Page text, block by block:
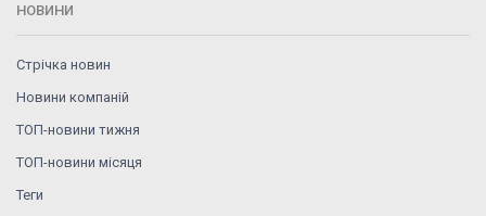
НОВИНИ
Стрічка новин
Новини компаній
ТОП-новини тижня
ТОП-новини місяця
Теги